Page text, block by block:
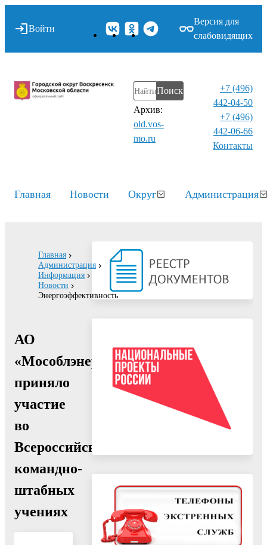
Войти
Версия для
слабовидящих
Поиск
Архив:
old.vos-
mo.ru
+7 (496)
442-04-50
+7 (496)
442-06-66
Контакты⁠
Главная Новости Округ Администрация
Главная
Администрация
Информация
Новости
Энергоэффективность
АО
«Мособлэнерго»
приняло
участие
во
Всероссийских
командно-
штабных
учениях